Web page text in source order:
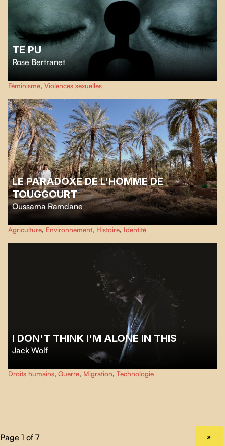
TE PU
Rose Bertranet
L'anonymat d'un clavier, une identité piratée, une haine pixélisée.TE PU
dénonce les violences en ligne, à travers les témoignages de deux victimes.
Féminisme, Violences sexuelles
LE PARADOXE DE L'HOMME DE
TOUGGOURT
Oussama Ramdane
Ce film explore l'histoire de Touggourt, une ville autrefois bâtie de et pour
ses palmiers, qui a progressivement perdu son âme au fil du temps.
Agriculture, Environnement, Histoire, Identité
I DON'T THINK I'M ALONE IN THIS
Jack Wolf
Réfugié à Beyrouth, un jeune Palestinien ayant grandi en Syrie s'échappe de
l'ennui et de la solitude grâce à son téléphone portable. Alors que le régime
Droits humains, Guerre, Migration, Technologie
»